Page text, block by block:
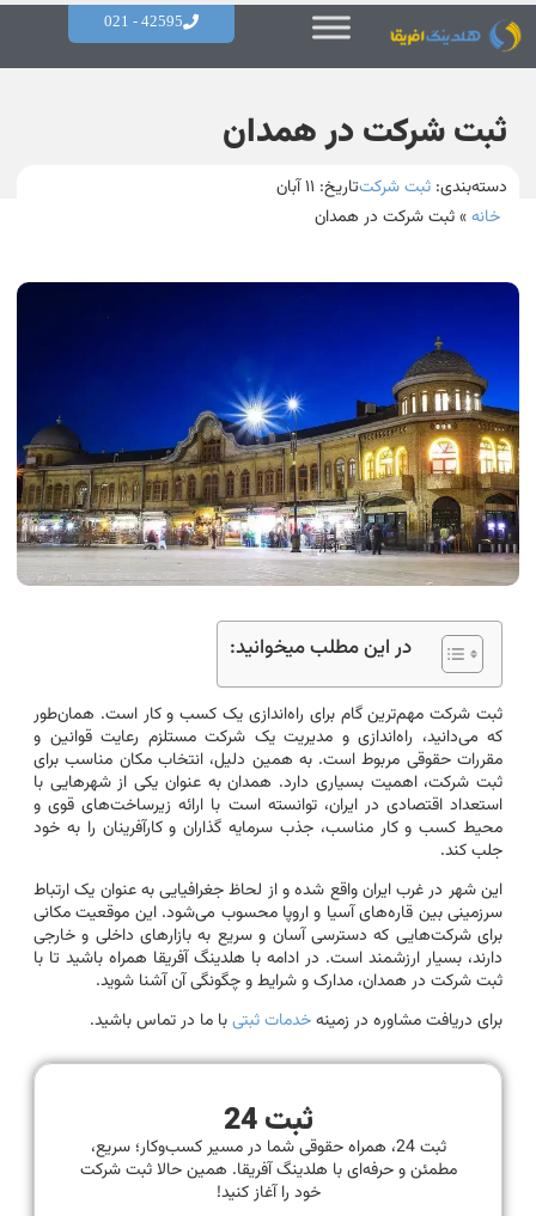
42595 - 021
ثبت شرکت در همدان
دسته‌بندی: ثبت شرکتتاریخ:
خانه»ثبت شرکت در همدان
در این مطلب میخوانید:
ثبت شرکت مهم‌ترین گام برای راه‌اندازی یک کسب و کار است. همان‌طور
که می‌دانید، راه‌اندازی و مدیریت یک شرکت مستلزم رعایت قوانین و
مقررات حقوقی مربوط است. به همین دلیل، انتخاب مکان مناسب برای
ثبت شرکت، اهمیت بسیاری دارد. همدان به عنوان یکی از شهرهایی با
استعداد اقتصادی در ایران، توانسته است با ارائه زیرساخت‌های قوی و
محیط کسب و کار مناسب، جذب سرمایه گذاران و کارآفرینان را به خود
جلب کند.
این شهر در غرب ایران واقع شده و از لحاظ جغرافیایی به عنوان یک ارتباط
سرزمینی بین قاره‌های آسیا و اروپا محسوب می‌شود. این موقعیت مکانی
برای شرکت‌هایی که دسترسی آسان و سریع به بازارهای داخلی و خارجی
دارند، بسیار ارزشمند است. در ادامه با هلدینگ آفریقا همراه باشید تا با
ثبت شرکت در همدان، مدارک و شرایط و چگونگی آن آشنا شوید.
برای دریافت مشاوره در زمینهخدمات ثبتیبا ما در تماس باشید.
ثبت 24
ثبت 24، همراه حقوقی شما در مسیر کسب‌وکار؛ سریع،
مطمئن و حرفه‌ای با هلدینگ آفریقا. همین حالا ثبت شرکت
خود را آغاز کنید!